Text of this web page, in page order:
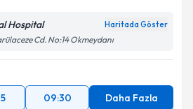
Hospital Haritada Göster
Cd. No:14 Okmeydanı
09:30 Daha Fazla